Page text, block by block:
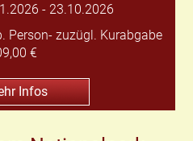
- 23.10.2026
Person- zuzügl. Kurabgabe
€
Infos